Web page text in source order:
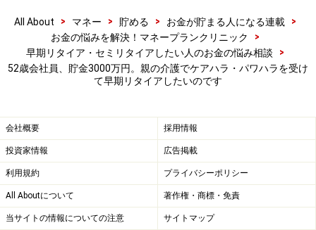
All About > マネー > 貯める > お金が貯まる人になる連載
>
お金の悩みを解決！マネープランクリニック
>
早期リタイア・セミリタイアしたい人のお金の悩み相談
>
52歳会社員、貯金3000万円。親の介護でケアハラ・パワハラを受け
て早期リタイアしたいのです
会社概要 採用情報
投資家情報 広告掲載
利用規約 プライバシーポリシー
All Aboutについて 著作権・商標・免責
当サイトの情報についての注意 サイトマップ